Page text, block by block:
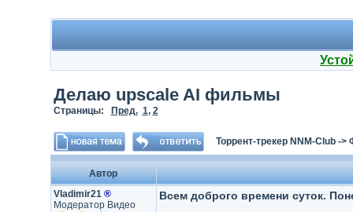
Делаю upscale AI фильмы
Страницы: Пред. 1, 2
Торрент-трекер NNM-Club->
Автор
Vladimir21 ®
Модератор Видео
Всем доброго времени суток.